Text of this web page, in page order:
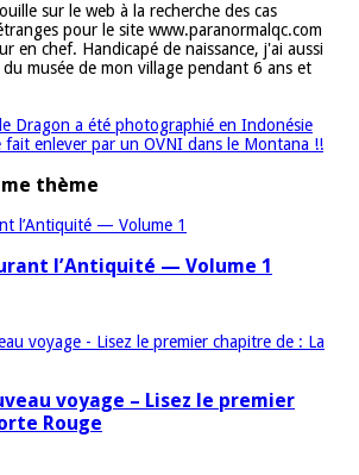
sur le web à la recherche des cas
pour le site www.paranormalqc.com
en chef. Handicapé de naissance, j'ai aussi
musée de mon village pendant 6 ans et
Dragon a été photographié en Indonésie
fait enlever par un OVNI dans le Montana !!
thème
l’Antiquité — Volume 1
voyage – Lisez le premier
Rouge